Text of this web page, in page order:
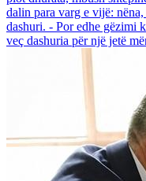
dalin para varg e vijë:
dashuri. - Por edhe gëzimi
veç dashuria për një jetë